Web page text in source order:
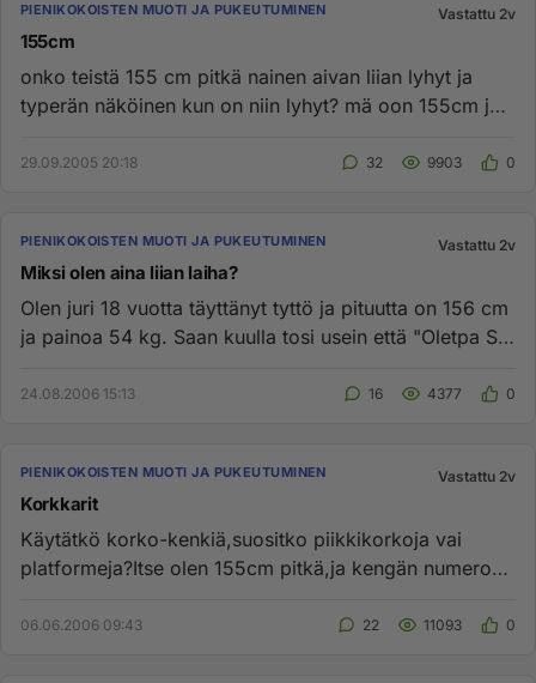
PIENIKOKOISTEN MUOTI JA PUKEUTUMINEN Vastattu 2v
155cm
onko teistä 155 cm pitkä nainen aivan liian lyhyt ja
typerän näköinen kun on niin lyhyt? mä oon 155cm ja
29.09.2005 20:18 32 9903 0
PIENIKOKOISTEN MUOTI JA PUKEUTUMINEN Vastattu 2v
Miksi olen aina liian laiha?
Olen juri 18 vuotta täyttänyt tyttö ja pituutta on 156 cm
ja painoa 54 kg. Saan kuulla tosi usein että "Oletpa SÄ
24.08.2006 15:13 16 4377 0
PIENIKOKOISTEN MUOTI JA PUKEUTUMINEN Vastattu 2v
Korkkarit
Käytätkö korko-kenkiä,suositko piikkikorkoja vai
platformeja?Itse olen 155cm pitkä,ja kengän numeroni
06.06.2006 09:43 22 11093 0